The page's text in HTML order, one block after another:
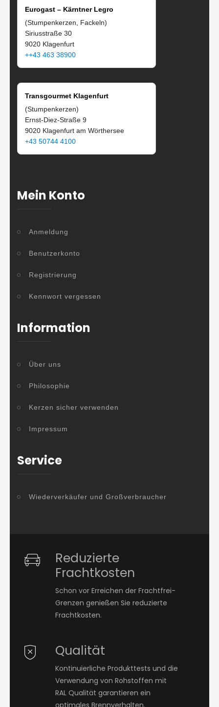
Eurogast – Kärntner Legro
(Stumpenkerzen, Fackeln)
Siriusstraße 30
9020 Klagenfurt
++43 463 38900
Transgourmet Klagenfurt
(Stumpenkerzen)
Ernst-Diez-Straße 9
9020 Klagenfurt am Wörthersee
+43 50744 4100
Mein Konto
Anmeldung
Benutzerkonto
Registrierung
Kennwort vergessen
Information
Über uns
Philosophie
Kerzen sicher verwenden
Impressum
Service
Wiederverkäufer und Großverbraucher
Reduzierte
Frachtkosten
Schon vor Erreichen der Frachtfrei-
Grenzen genießen Sie reduzierte
Frachtkosten.
Qualität
Kontinuierliche Produkttests und die
Verwendung von Rohstoffen mit
RAL Qualität garantieren ein
optimales Brennverhalten.